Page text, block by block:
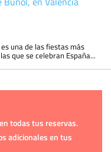
una de las fiestas más
que se celebran España...
todas tus reservas.
adicionales en tus